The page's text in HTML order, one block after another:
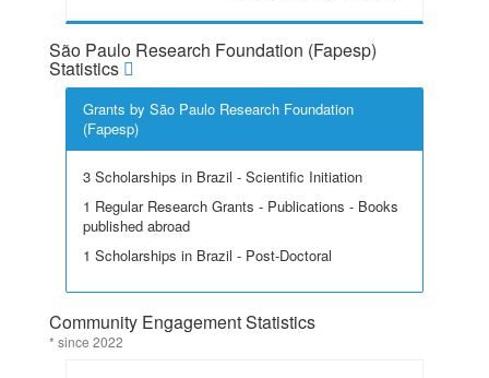
São Paulo Research Foundation (Fapesp)
Statistics
Grants by São Paulo Research Foundation
(Fapesp)
3 Scholarships in Brazil - Scientific Initiation
1 Regular Research Grants - Publications - Books
published abroad
1 Scholarships in Brazil - Post-Doctoral
Community Engagement Statistics
* since 2022